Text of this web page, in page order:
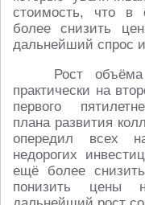
стоимость, что в
более снизить
дальнейший спрос
Рост
практически на
первого
плана развития
опередил всех
недорогих
ещё более
понизить цены